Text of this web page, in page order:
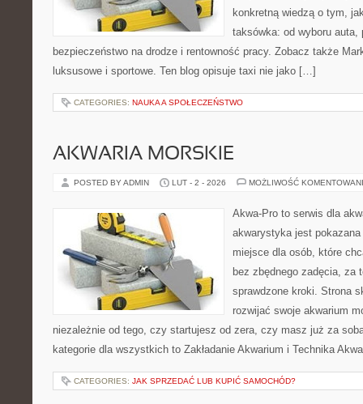
konkretną wiedzą o tym,
taksówka: od wyboru auta,
bezpieczeństwo na drodze i rentowność pracy. Zobacz także
luksusowe i sportowe. Ten blog opisuje taxi nie jako […]
CATEGORIES: NAUKA A SPOŁECZEŃSTWO
AKWARIA MORSKIE
POSTED BY ADMIN LUT - 2 - 2026 MOŻLIWOŚĆ
Akwa-Pro to serwis dla
akwarystyka jest
miejsce dla osób, które
bez zbędnego zadęcia, za
sprawdzone kroki. Strona
rozwijać swoje akwarium
niezależnie od tego, czy startujesz od zera, czy masz już za
kategorie dla wszystkich to Zakładanie Akwarium i Technika
CATEGORIES: JAK SPRZEDAĆ LUB KUPIĆ SAMOCHÓD?